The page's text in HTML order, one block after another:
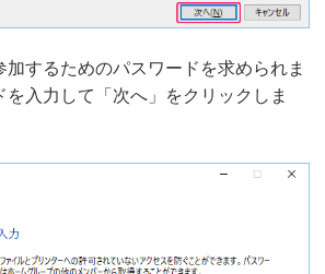
するためのパスワードを求められま
入力して「次へ」をクリックしま